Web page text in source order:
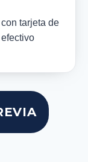
tarjeta de